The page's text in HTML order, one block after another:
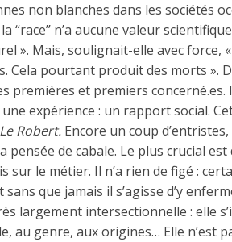
non blanches dans les sociétés
“race’’ n’a aucune valeur
». Mais, soulignait-elle avec force,
Cela pourtant produit des morts ».
premières et premiers
expérience : un rapport social.
Le Robert. Encore un coup
pensée de cabale. Le plus crucial
sur le métier. Il n’a rien de figé :
que jamais il s’agisse d’y
largement intersectionnelle : elle
au genre, aux origines… Elle n’est